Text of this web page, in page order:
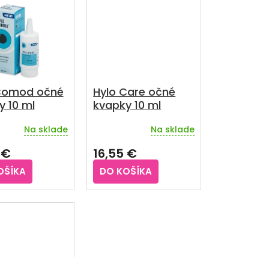
očné
10 ml
Na sklade
€
Hylo Care očné
kvapky 10 ml
Na sklade
16,55 €
DO KOŠÍKA